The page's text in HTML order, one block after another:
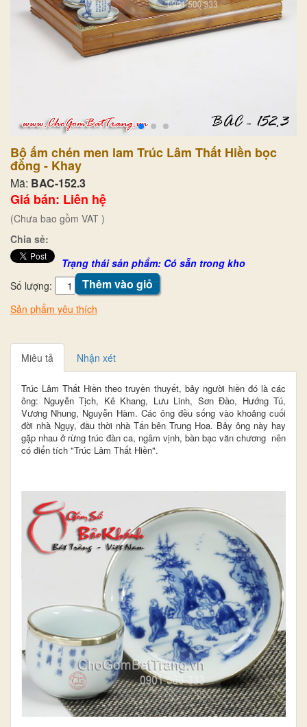
Bộ ấm chén men lam Trúc Lâm Thất Hiền bọc
đồng - Khay
Mã: BAC-152.3
Giá bán: Liên hệ
(Chưa bao gồm VAT )
Chia sẻ:
Trạng thái sản phẩm: Có sẵn trong kho
Số lượng:
Thêm vào giỏ
Sản phẩm yêu thích
Miêu tả Nhận xét
Trúc Lâm Thất Hiền theo truyền thuyết, bảy người hiền đó là các
ông: Nguyễn Tịch, Kê Khang, Lưu Linh, Sơn Đào, Hướng Tú,
Vương Nhung, Nguyễn Hàm. Các ông đều sống vào khoảng cuối
đời nhà Ngụy, đầu thời nhà Tấn bên Trung Hoa. Bảy ông này hay
gặp nhau ở rừng trúc đàn ca, ngâm vịnh, bàn bạc văn chương nên
có điển tích "Trúc Lâm Thất Hiền".